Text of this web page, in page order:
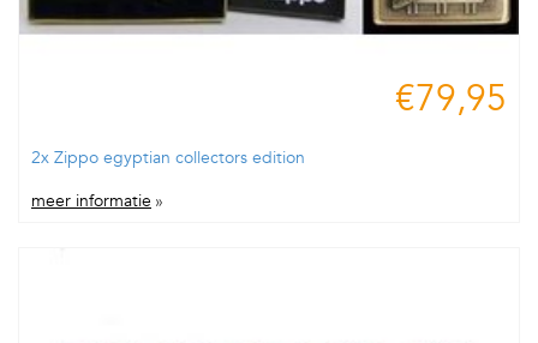
€79,95
2x Zippo egyptian collectors edition
meer informatie »